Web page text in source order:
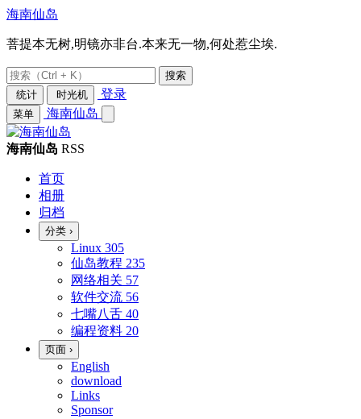
海南仙岛
菩提本无树,明镜亦非台.本来无一物,何处惹尘埃.
搜索
统计
时光机 登录
菜单 海南仙岛
海南仙岛 RSS
首页
相册
归档
分类 ›
Linux 305
仙岛教程 235
网络相关 57
软件交流 56
七嘴八舌 40
编程资料 20
页面 ›
English
download
Links
Sponsor